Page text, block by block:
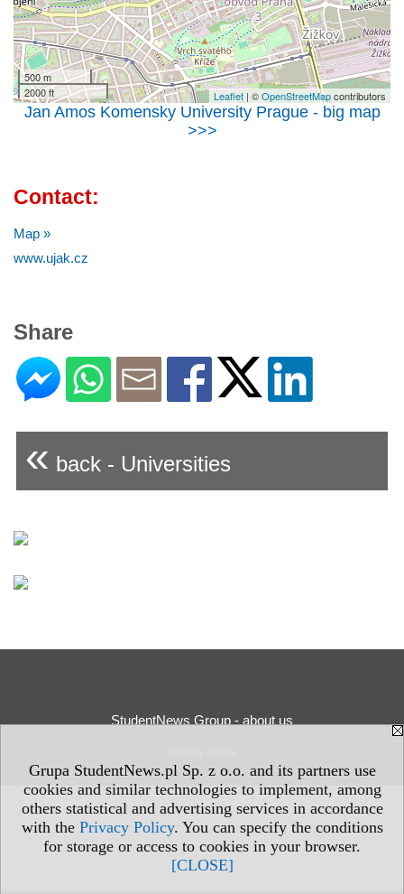
Grupa StudentNews.pl Sp. z o.o. and its partners use
cookies and similar technologies to implement, among
others statistical and advertising services in accordance
with the Privacy Policy. You can specify the conditions
for storage or access to cookies in your browser.
[CLOSE]
500 m
2000 ft
Leaflet | ©OpenStreetMapcontributors
Jan Amos Komensky University Prague - big map
>>>
Contact:
Map »
www.ujak.cz
Share
« back - Universities
StudentNews Group - about us